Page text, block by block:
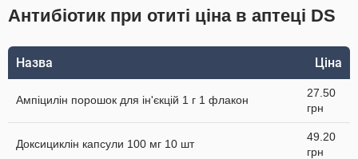
Антибіотик при отиті ціна в аптеці DS
Назва Ціна
Ампіцилін порошок для ін'єкцій 1 г 1 флакон
27.50
грн
Доксициклін капсули 100 мг 10 шт
49.20
грн